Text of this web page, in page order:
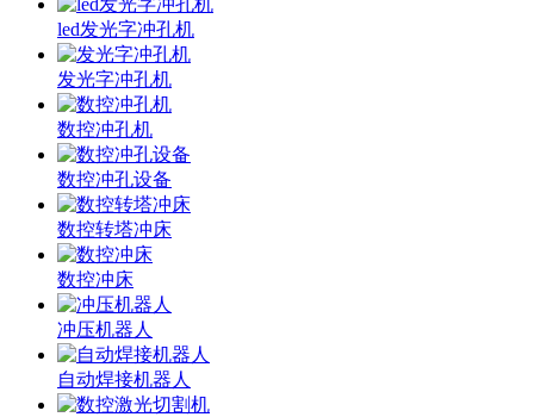
led发光字冲孔机
发光字冲孔机
数控冲孔机
数控冲孔设备
数控转塔冲床
数控冲床
冲压机器人
自动焊接机器人